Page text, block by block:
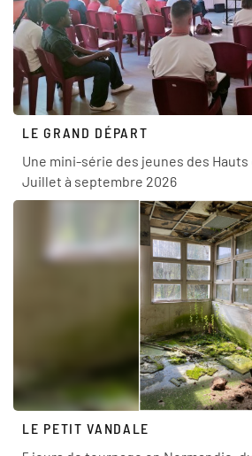
LE GRAND DÉPART
Une mini-série des jeunes des Hauts
Juillet à septembre 2026
LE PETIT VANDALE